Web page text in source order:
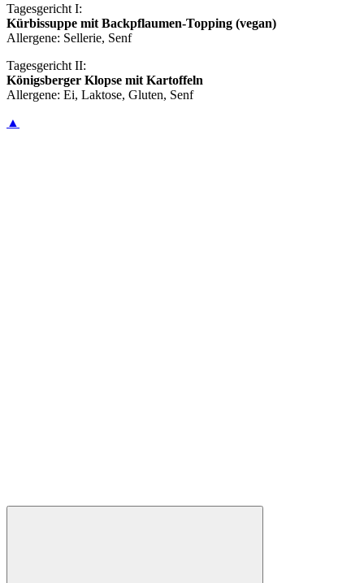
Tagesgericht I:
Kürbissuppe mit Backpflaumen-Topping (vegan)
Allergene: Sellerie, Senf
Tagesgericht II:
Königsberger Klopse mit Kartoffeln
Allergene: Ei, Laktose, Gluten, Senf
▲